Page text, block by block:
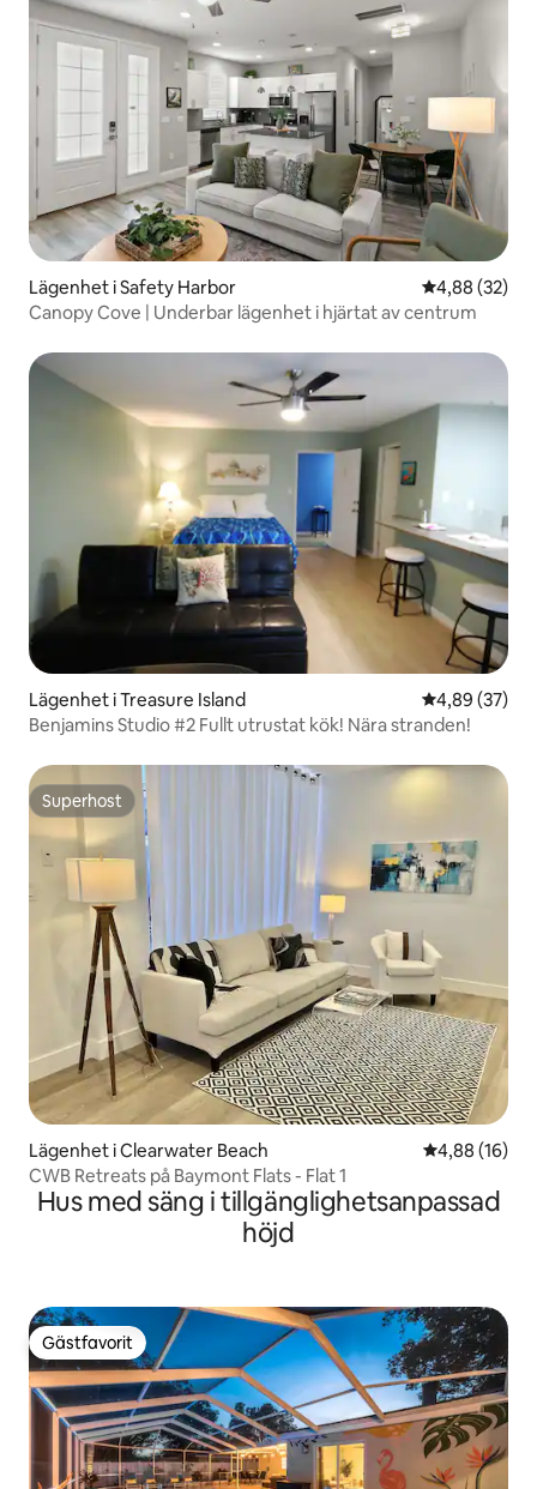
Lägenhet i Safety Harbor 4,88 av 5 i
4,88 (32)
Canopy Cove | Underbar lägenhet i hjärtat av centrum
Lägenhet i Treasure Island 4,89 av 5 i
4,89 (37)
Benjamins Studio #2 Fullt utrustat kök! Nära stranden!
Superhost
Superhost
Lägenhet i Clearwater Beach 4,88 av 5 i
4,88 (16)
CWB Retreats på Baymont Flats - Flat 1
Hus med säng i tillgänglighetsanpassad
höjd
Gästfavorit
Gästfavorit